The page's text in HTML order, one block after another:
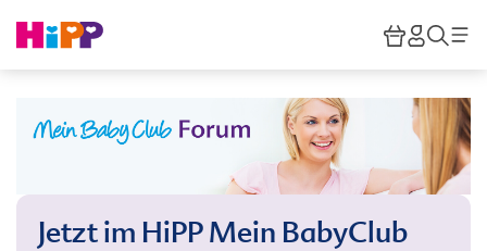
HiPP
Jetzt im HiPP Mein BabyClub